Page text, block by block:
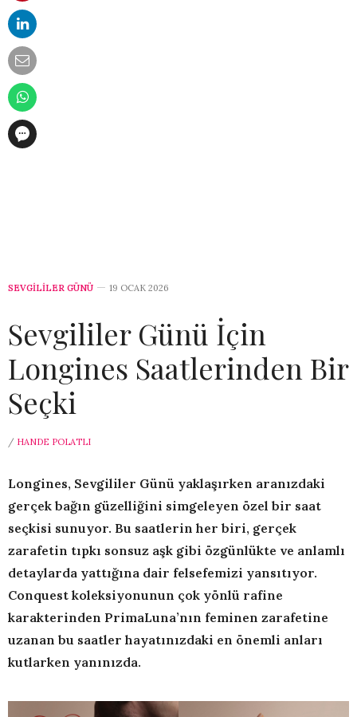
SEVGILILER GÜNÜ 19 OCAK 2026
Sevgililer Günü İçin
Longines Saatlerinden Bir
Seçki
/ HANDE POLATLI
Longines, Sevgililer Günü yaklaşırken aranızdaki
gerçek bağın güzelliğini simgeleyen özel bir saat
seçkisi sunuyor. Bu saatlerin her biri, gerçek
zarafetin tıpkı sonsuz aşk gibi özgünlükte ve anlamlı
detaylarda yattığına dair felsefemizi yansıtıyor.
Conquest koleksiyonunun çok yönlü rafine
karakterinden PrimaLuna’nın feminen zarafetine
uzanan bu saatler hayatınızdaki en önemli anları
kutlarken yanınızda.